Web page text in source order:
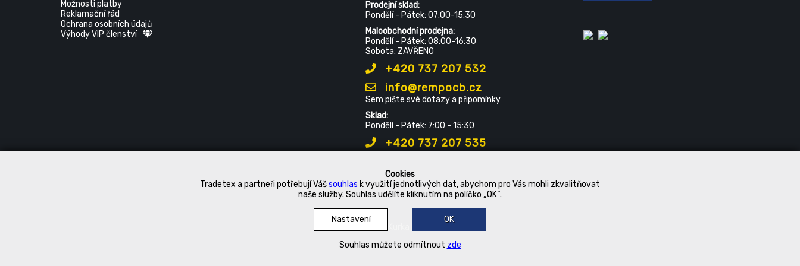
Cookies
Tradetex a partneři potřebují Vášsouhlas k využití jednotlivých dat, abychom pro Vás mohli zkvalitňovat
naše služby. Souhlas udělíte kliknutím na políčko „OK“.
Nastavení OK
Souhlas můžete odmítnout zde
Možnosti platby
Reklamační řád
Ochrana osobních údajů
Výhody VIP členství
Prodejní sklad:
Pondělí - Pátek: 07:00-15:30
Maloobchodní prodejna:
Pondělí - Pátek: 08:00-16:30
Sobota: ZAVŘENO
+420 737 207 532
info@rempocb.cz
Sem pište své dotazy a připomínky
Sklad:
Pondělí - Pátek: 7:00 - 15:30
+420 737 207 535